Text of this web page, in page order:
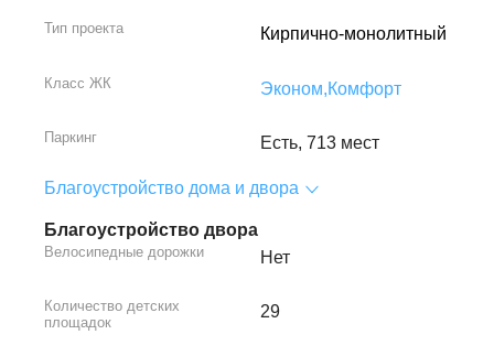
Тип проекта Кирпично-монолитный
Класс ЖК Эконом,Комфорт
Паркинг Есть, 713 мест
Благоустройство дома и двора
Благоустройство двора
Велосипедные дорожки Нет
Количество детских
площадок
29